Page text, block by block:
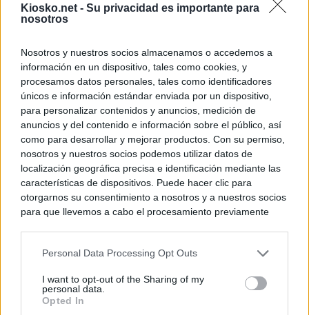
Kiosko.net - Su privacidad es importante para
nosotros
Nosotros y nuestros socios almacenamos o accedemos a
información en un dispositivo, tales como cookies, y
procesamos datos personales, tales como identificadores
únicos e información estándar enviada por un dispositivo,
para personalizar contenidos y anuncios, medición de
anuncios y del contenido e información sobre el público, así
como para desarrollar y mejorar productos. Con su permiso,
nosotros y nuestros socios podemos utilizar datos de
localización geográfica precisa e identificación mediante las
características de dispositivos. Puede hacer clic para
otorgarnos su consentimiento a nosotros y a nuestros socios
para que llevemos a cabo el procesamiento previamente
negar su consentimiento. Tenga en cuenta que algún
de su consentimiento, pero usted tiene el derecho de
rechazar tal procesamiento. Sus preferencias se aplicarán
Personal Data Processing Opt Outs
I want to opt-out of the Sharing of my
personal data.
Opted In